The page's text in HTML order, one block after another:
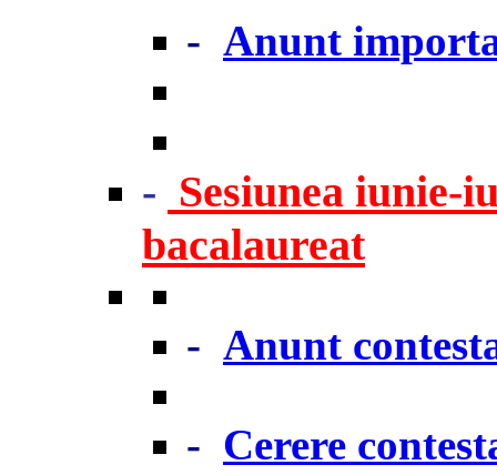
- Anunt
- Sesiunea iunie-
bacalaureat
- Anunt
- Cerere